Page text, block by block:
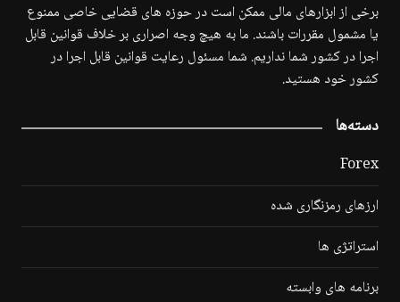
برخی از ابزارهای مالی ممکن است در حوزه های قضایی خاصی ممنوع
یا مشمول مقررات باشند. ما به هیچ وجه اصراری بر خلاف قوانین قابل
اجرا در کشور شما نداریم. شما مسئول رعایت قوانین قابل اجرا در
کشور خود هستید.
دسته‌ها
Forex
ارزهای رمزنگاری شده
استراتژی ها
برنامه های وابسته